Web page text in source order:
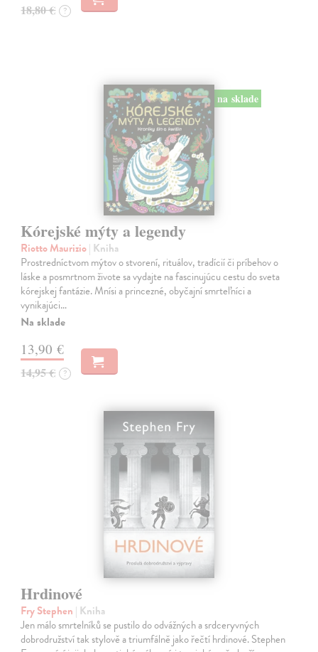
18,80 € ?
na sklade
Kórejské mýty a legendy
Riotto Maurizio| Kniha
Prostredníctvom mýtov o stvorení, rituálov, tradícií či príbehov o
láske a posmrtnom živote sa vydajte na fascinujúcu cestu do sveta
kórejskej fantázie. Mnísi a princezné, obyčajní smrteľníci a
vynikajúci…
Na sklade
13,90 €
14,95 € ?
Hrdinové
Fry Stephen | Kniha
Jen málo smrtelníků se pustilo do odvážných a srdceryvných
dobrodružství tak stylově a triumfálně jako řečtí hrdinové. Stephen